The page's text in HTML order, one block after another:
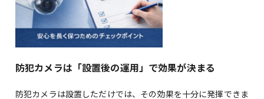
防犯カメラは「設置後の運用」で効果が決まる
防犯カメラは設置しただけでは、その効果を十分に発揮できま